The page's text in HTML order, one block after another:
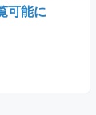
可能に